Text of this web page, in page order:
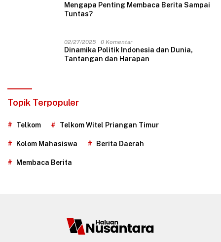
Mengapa Penting Membaca Berita Sampai
Tuntas?
02/27/2025 0 Komentar
Dinamika Politik Indonesia dan Dunia,
Tantangan dan Harapan
Topik Terpopuler
Telkom Telkom Witel Priangan Timur
Kolom Mahasiswa Berita Daerah
Membaca Berita